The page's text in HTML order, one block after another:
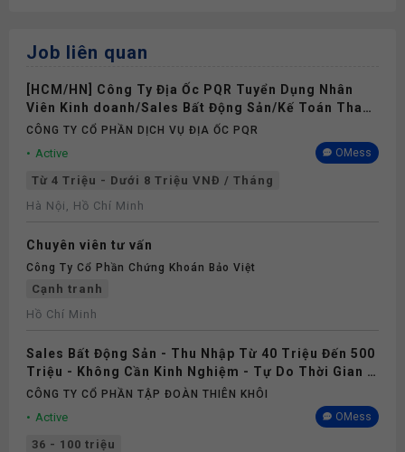
Job liên quan
[HCM/HN] Công Ty Địa Ốc PQR Tuyển Dụng Nhân
Viên Kinh doanh/Sales Bất Động Sản/Kế Toán Thanh
Toán, Chuyên Viên Sales Admin, Trưởng Phòng
Kinh Doanh, Giám Đốc Kinh Doanh/Dự Án Full-time
2026
CÔNG TY CỔ PHẦN DỊCH VỤ ĐỊA ỐC PQR
Active OMess
Từ 4 Triệu - Dưới 8 Triệu VNĐ / Tháng
Hà Nội, Hồ Chí Minh
Chuyên viên tư vấn
Công Ty Cổ Phần Chứng Khoán Bảo Việt
Cạnh tranh
Hồ Chí Minh
Sales Bất Động Sản - Thu Nhập Từ 40 Triệu Đến 500
Triệu - Không Cần Kinh Nghiệm - Tự Do Thời Gian -
Làm Việc Tại TP. HCM
CÔNG TY CỔ PHẦN TẬP ĐOÀN THIÊN KHÔI
Active OMess
36 - 100 triệu